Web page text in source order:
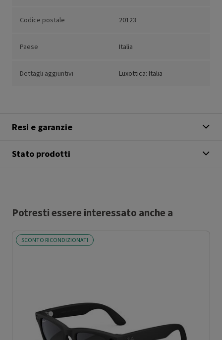
Codice postale 20123
Paese Italia
Dettagli aggiuntivi Luxottica: Italia
Resi e garanzie
Stato prodotti
Potresti essere interessato anche a
SCONTO RICONDIZIONATI